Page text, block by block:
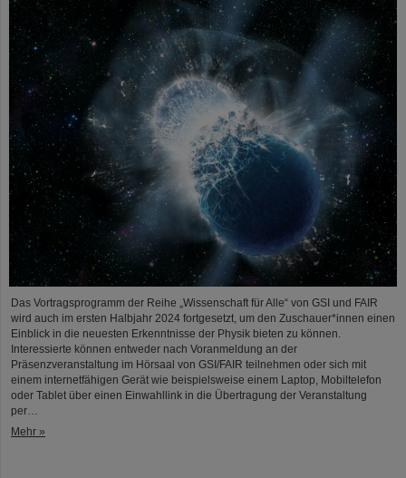
Das Vortragsprogramm der Reihe „Wissenschaft für Alle“ von GSI und FAIR
wird auch im ersten Halbjahr 2024 fortgesetzt, um den Zuschauer*innen einen
Einblick in die neuesten Erkenntnisse der Physik bieten zu können.
Interessierte können entweder nach Voranmeldung an der
Präsenzveranstaltung im Hörsaal von GSI/FAIR teilnehmen oder sich mit
einem internetfähigen Gerät wie beispielsweise einem Laptop, Mobiltelefon
oder Tablet über einen Einwahllink in die Übertragung der Veranstaltung
per…
Mehr »